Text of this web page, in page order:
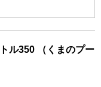
ル350 （くまのプー